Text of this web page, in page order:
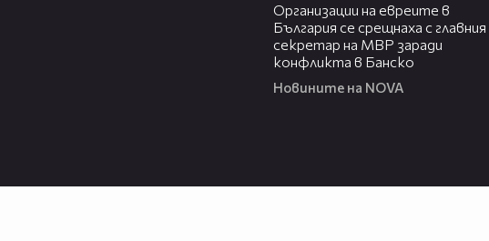
Организации на евреите в
България се срещнаха с главния
секретар на МВР заради
конфликта в Банско
Новините на NOVA